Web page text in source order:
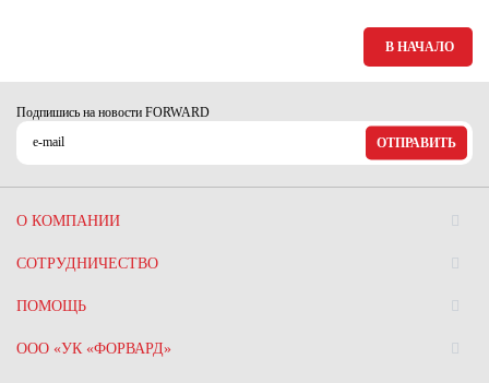
В НАЧАЛО
Подпишись на новости FORWARD
ОТПРАВИТЬ
О КОМПАНИИ
СОТРУДНИЧЕСТВО
ПОМОЩЬ
ООО «УК «ФОРВАРД»